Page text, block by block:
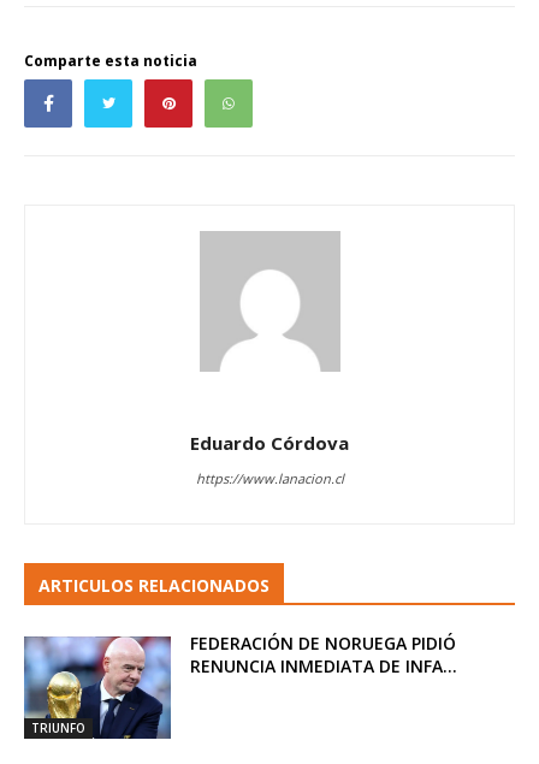
Comparte esta noticia
Eduardo Córdova
https://www.lanacion.cl
ARTICULOS RELACIONADOS
TRIUNFO
FEDERACIÓN DE NORUEGA PIDIÓ
RENUNCIA INMEDIATA DE INFA...